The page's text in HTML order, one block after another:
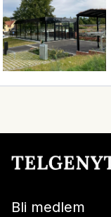
Bli medlem